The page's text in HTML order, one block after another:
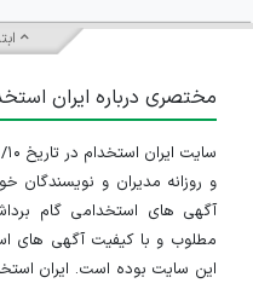
مختصری درباره ایران
و روزانه مدیران و
آگهی های استخدامی گام
مطلوب و با کیفیت آگهی های
این سایت بوده است. ایران